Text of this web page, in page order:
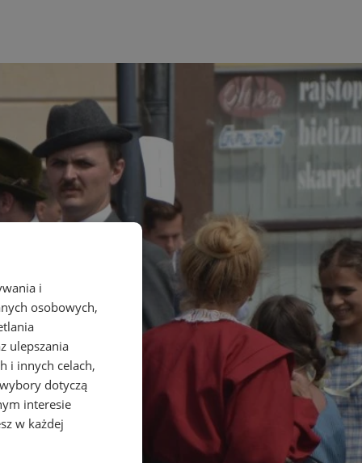
i
osobowych,
ulepszania
i innych celach,
dotyczą
interesie
w każdej